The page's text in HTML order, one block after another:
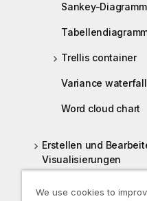
Sankey-Diagramm
Trellis container
Variance
Word cloud chart
Erstellen und
Visualisierungen
We use cookies to